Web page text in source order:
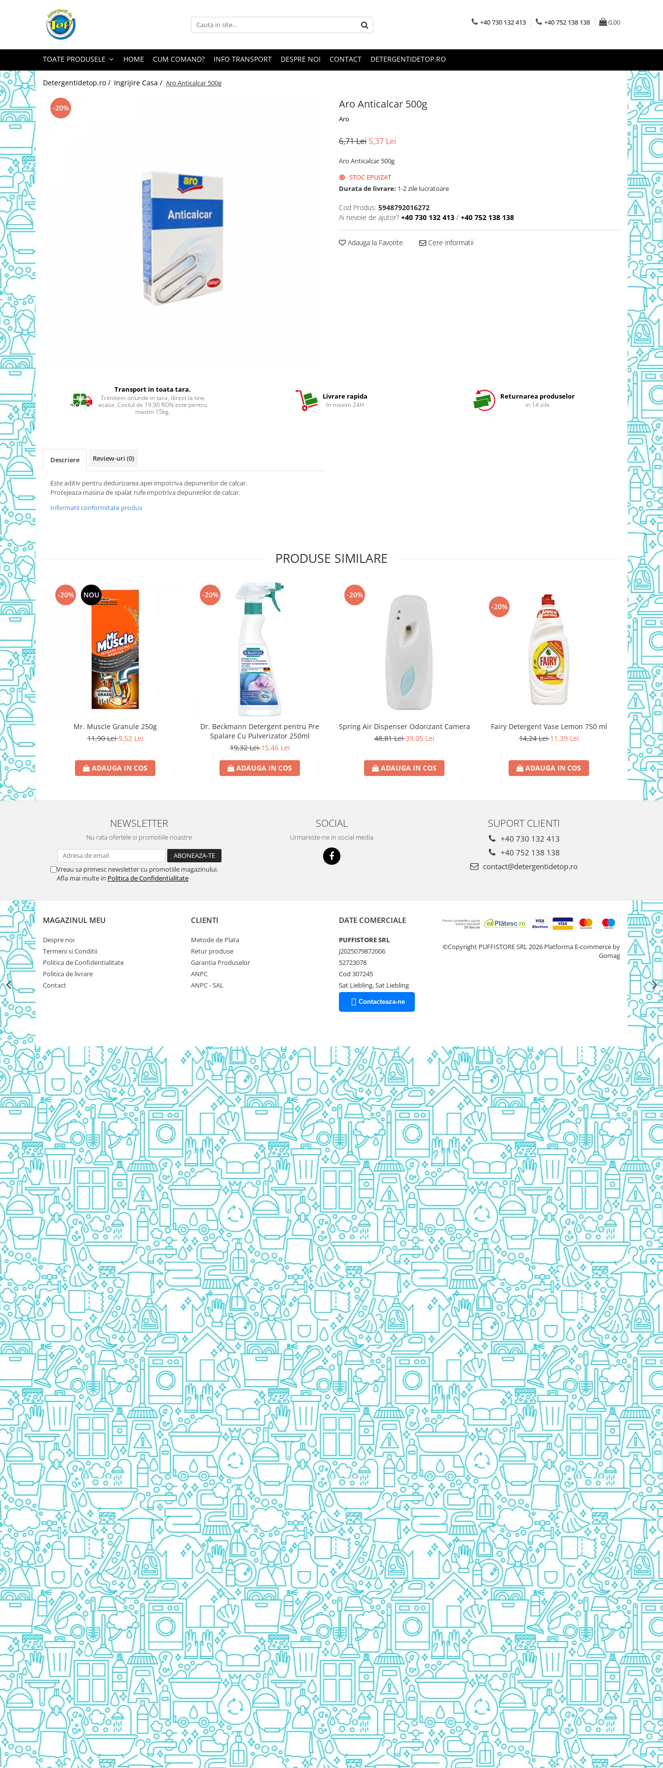
Toate Produsele
Detergenti Pudra
Detergent Lichid
Balsam De Rufe
Detergenti Curatenie Casa
Sano Detergent Pardoseli
Asevi Pardoseli
Produse Pentru Baie
Produse Pentru Bucatarie
Detergenti Curatenie Casa
Detergent Pardoseli
Detergent Geamuri
Detergent Mobila
Detergenti De Haine
Detergent Capsule
Detergent Pentru Pete
Detergent Ariel
Balsam De Rufe
Semana Balsam Rufe
Sano Maxima Balsam
Pachete Produse Curatenie
Produse Pentru Baie
Duck WC
Odorizant WC Bref
Odorizant Vas WC
Odorizant Bazin WC
Cantar
Produse Pentru Bucatarie
Detergent Vase Pentru Masina
Detergent Vase Manual
Solutie Clatire Vase
Sare Masina De Spalat
Folie Si Pungi Alimentare
Lavete Si Bureti
Curatenie Bucatarie
Pungi Ambalare / Saci Menajeri
Vase Si Accesorii
Diverse pentru bucatarie
Igiena si Dezinfectie
Cif Spray Baie
Detartrant WC
Dezinfectant Baie
Dezinfectant Bucatarie
Dezinfectant Sano
Domestos Verde
Domestos WC
Gel Antibacterian
Igienol Dezinfectant
Produse Curatenie Baie
Produse Sano Baie
Sanytol Dezinfectant
Hartie Igienica
Prosoape De Hartie Si Servetele
Prosoape de Hartie
Odorizant Camera Profesional
Odorizant Camera cu Betisoare
Odorizant Camera Electric
Odorizant Camera Ambi Pur
Rezerva Odorizant Camera
Rezerva Odorizant Camera Air Wick
Ingrijire Bebelusi
Servetele Umede Bebelusi
Suplimente Bebelusi
Lenjerii
Ingrijire Bebelusi
Scutece
Scutece Huggies
Scutece Happy
Scutece Pampers Bebelusi
Balsam Rufe Bebelusi
Servetele Umede Bebelusi
Suplimente Bebelusi
Betisoare
Detergent Bebelusi
Detergent Bebelusi Ariel
Sampon Bebelusi
Pasta de dinti *B*
Periuta De Dinti *B*
Periuta de Dinti Electrica Copii
Periuta de Dinti Oral B
Gel de Dus Bebelusi
Ingrijire Adulti
Scutece Adulti
Servetele Umede Adulti
Ingrijire Personala
Cosmetice
Absorbante
Absorbante & Tampoane
Tampoane
Pasta De Dinti
Cosmetice
Deodorante
Creme
Ingrijire Unghii
Machiaje/Pensule
Sapun
Sapun Solid
Sapun Lichid
Par
Vopsea
Sampon
Balsam/Masca
Coafura
Ustensile
Gel de Dus
Prezervative
Ingrijire Orala
Pasta De Dinti
Periuta Dinti
Apa De Gura
Ata Dentara
Creme Depilatoare
Spuma Si Geluri De Barbierit
Protectie Insecte
Betisoare de Urechi
Ingrijire Intima
Aparat de ras
Aparat de Ras Gillette
Aparate de Ras Venus
Accesorii
+40 730 132 413 +40 752 138 138 0,00
TOATE PRODUSELE HOME CUM COMAND? INFO TRANSPORT DESPRE NOI CONTACT DETERGENTIDETOP.RO
Detergentidetop.ro / Ingrijire Casa / Aro Anticalcar 500g
Aro Anticalcar 500g
Aro
-20%
6,71 Lei 5,37 Lei
Aro Anticalcar 500g
STOC EPUIZAT
Durata de livrare: 1-2 zile lucratoare
Cod Produs: 5948792016272
Ai nevoie de ajutor? +40 730 132 413 / +40 752 138 138
Adauga la Favorite Cere informatii
Transport in toata tara.
Trimitem oriunde in tara, direct la tine
acasa. Costul de 19,90 RON este pentru
maxim 15kg.
Livrare rapida
In maxim 24H
Returnarea produselor
in 14 zile
Descriere Review-uri (0)
Este aditiv pentru dedurizarea apei impotriva depunerilor de calcar.
Protejeaza masina de spalat rufe impotriva depunerilor de calcar.
Informatii conformitate produs
PRODUSE SIMILARE
-20% NOU
Mr. Muscle Granule 250g
11,90 Lei9,52 Lei
ADAUGA IN COS
-20%
Dr. Beckmann Detergent pentru Pre
Spalare Cu Pulverizator 250ml
19,32 Lei15,46 Lei
ADAUGA IN COS
-20%
Spring Air Dispenser Odorizant Camera
48,81 Lei39,05 Lei
ADAUGA IN COS
-20%
Fairy Detergent Vase Lemon 750 ml
14,24 Lei11,39 Lei
ADAUGA IN COS
-20%
Triumf
NEWSLETTER
Nu rata ofertele si promotiile noastre
Vreau sa primesc newsletter cu promotiile magazinului.
Afla mai multe in Politica de Confidentialitate
SOCIAL
Urmareste-ne in social media
SUPORT CLIENTI
+40 730 132 413
+40 752 138 138
contact@detergentidetop.ro
MAGAZINUL MEU
Despre noi
Termeni si Conditii
Politica de Confidentialitate
Politica de livrare
Contact
CLIENTI
Metode de Plata
Retur produse
Garantia Produselor
ANPC
ANPC - SAL
DATE COMERCIALE
PUFFISTORE SRL
J2025079872006
52723078
Cod 307245
Sat Liebling, Sat Liebling
Contacteaza-ne
©Copyright PUFFISTORE SRL 2026 Platforma E-commerce by
Gomag